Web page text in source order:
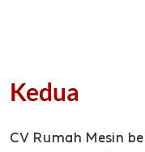
Kedua
CV Rumah Mesin